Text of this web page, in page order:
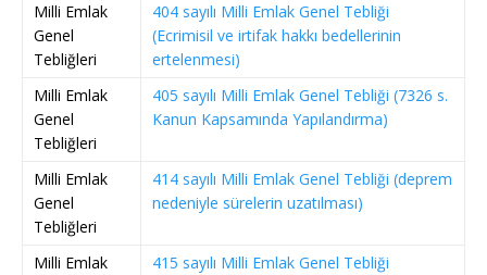
Milli Emlak
Genel
Tebliğleri
404 sayılı Milli Emlak Genel Tebliği
(Ecrimisil ve irtifak hakkı bedellerinin
ertelenmesi)
Milli Emlak
Genel
Tebliğleri
405 sayılı Milli Emlak Genel Tebliği (7326 s.
Kanun Kapsamında Yapılandırma)
Milli Emlak
Genel
Tebliğleri
414 sayılı Milli Emlak Genel Tebliği (deprem
nedeniyle sürelerin uzatılması)
Milli Emlak
415 sayılı Milli Emlak Genel Tebliği